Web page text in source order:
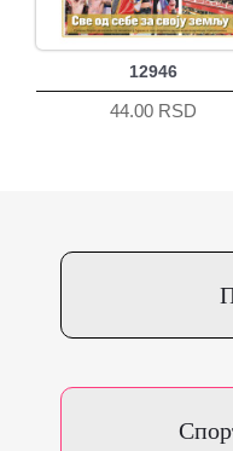
12946
44.00 RSD